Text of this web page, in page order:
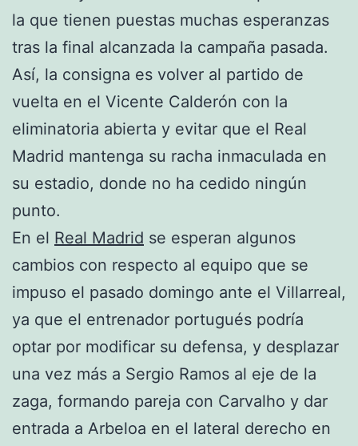
la que tienen puestas muchas esperanzas
tras la final alcanzada la campaña pasada.
Así, la consigna es volver al partido de
vuelta en el Vicente Calderón con la
eliminatoria abierta y evitar que el Real
Madrid mantenga su racha inmaculada en
su estadio, donde no ha cedido ningún
punto.
En el Real Madrid se esperan algunos
cambios con respecto al equipo que se
impuso el pasado domingo ante el Villarreal,
ya que el entrenador portugués podría
optar por modificar su defensa, y desplazar
una vez más a Sergio Ramos al eje de la
zaga, formando pareja con Carvalho y dar
entrada a Arbeloa en el lateral derecho en